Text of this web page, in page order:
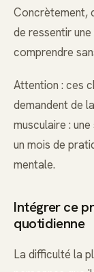
Concrètement,
de ressentir
comprendre
Attention : ces
demandent de
musculaire :
un mois de
mentale.
Intégrer ce
quotidienne
La difficulté la